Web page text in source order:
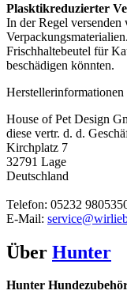
Plasktikreduzierter
In der Regel
Frischhaltebeutel für
beschädigen könnten.
Herstellerinformationen
House of Pet Design
diese vertr. d. d.
Kirchplatz 7
32791 Lage
Deutschland
Telefon: 05232
E-Mail:
Über Hunter
Hunter